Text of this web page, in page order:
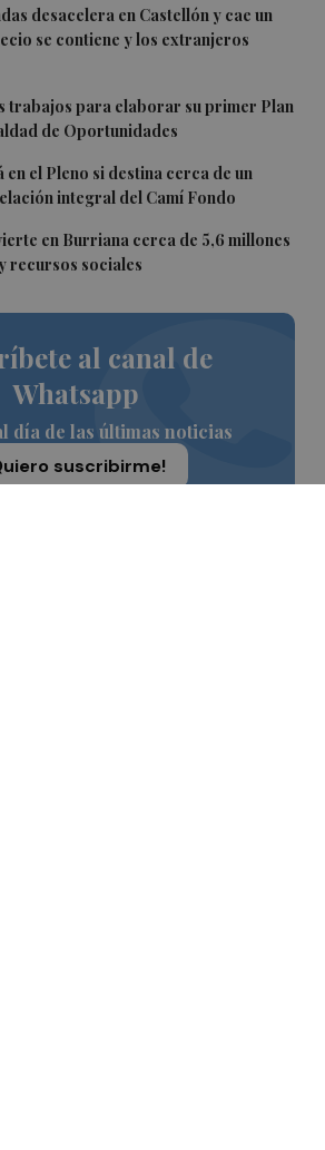
desacelera en Castellón y cae un
se contiene y los extranjeros
trabajos para elaborar su primer Plan
de Oportunidades
el Pleno si destina cerca de un
integral del Camí Fondo
en Burriana cerca de 5,6 millones
recursos sociales
al canal de
Whatsapp
día de las últimas noticias
suscribirme!